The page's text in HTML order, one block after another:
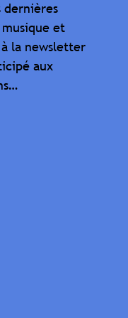
dernières
et
la newsletter
aux